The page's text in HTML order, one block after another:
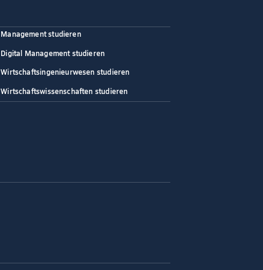
Management studieren
Digital Management studieren
Wirtschaftsingenieurwesen studieren
Wirtschaftswissenschaften studieren